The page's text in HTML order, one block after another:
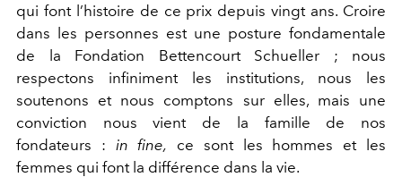
qui font l’histoire de ce prix depuis vingt ans. Croire
dans les personnes est une posture fondamentale
de la Fondation Bettencourt Schueller ; nous
respectons infiniment les institutions, nous les
soutenons et nous comptons sur elles, mais une
conviction nous vient de la famille de nos
fondateurs : in fine, ce sont les hommes et les
femmes qui font la différence dans la vie.